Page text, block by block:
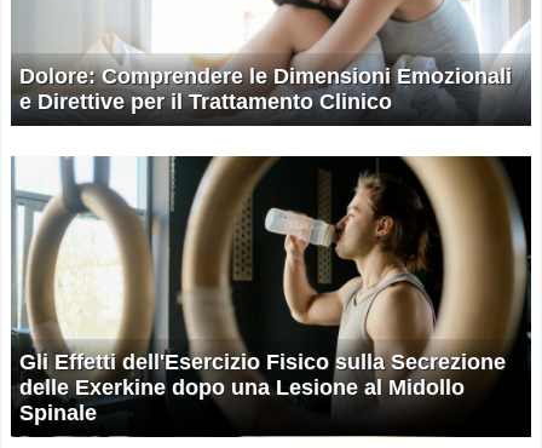
Dolore: Comprendere le Dimensioni Emozionali
e Direttive per il Trattamento Clinico
Gli Effetti dell'Esercizio Fisico sulla Secrezione
delle Exerkine dopo una Lesione al Midollo
Spinale